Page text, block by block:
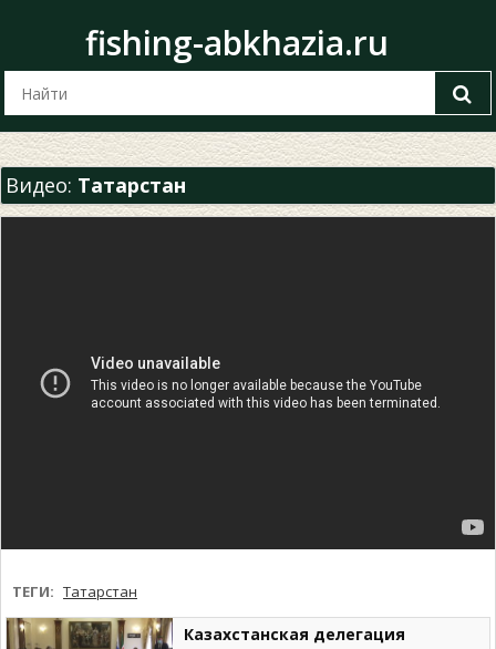
fishing-abkhazia.ru
Видео: Татарстан
ТЕГИ: Татарстан
Казахстанская делегация